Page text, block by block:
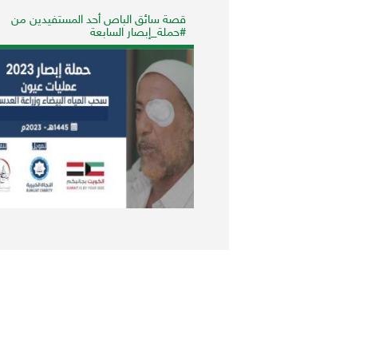
قصة سائق الباص أحد المستفيدين من
#حملة_إبصار السابعة